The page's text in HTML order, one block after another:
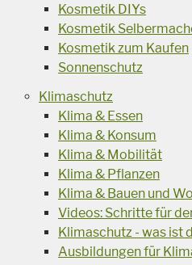
Kosmetik DIYs
Kosmetik
Kosmetik zum Kaufen
Sonnenschutz
Klimaschutz
Klima & Essen
Klima & Konsum
Klima & Mobilität
Klima & Pflanzen
Klima & Bauen und
Videos: Schritte für
Klimaschutz - was ist
Ausbildungen für